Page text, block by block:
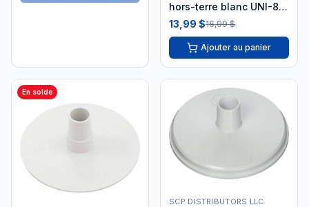
hors-terre blanc UNI-88
i26
13,99 $16,99 $
Ajouter au panier
En solde
SCP DISTRIBUTORS LLC